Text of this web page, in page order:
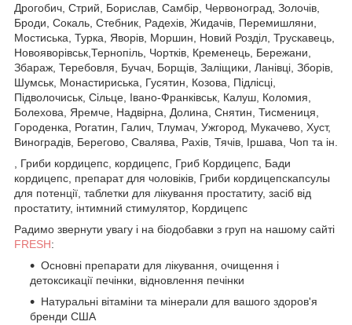
Дрогобич, Стрий, Борислав, Самбір, Червоноград, Золочів,
Броди, Сокаль, Стебник, Радехів, Жидачів, Перемишляни,
Мостиська, Турка, Яворів, Моршин, Новий Розділ, Трускавець,
Новояворівськ,Тернопіль, Чортків, Кременець, Бережани,
Збараж, Теребовля, Бучач, Борщів, Заліщики, Ланівці, Зборів,
Шумськ, Монастириська, Гусятин, Козова, Підлісці,
Підволочиськ, Сільце, Івано-Франківськ, Калуш, Коломия,
Болехова, Яремче, Надвірна, Долина, Снятин, Тисмениця,
Городенка, Рогатин, Галич, Тлумач, Ужгород, Мукачево, Хуст,
Виноградів, Берегово, Свалява, Рахів, Тячів, Іршава, Чоп та ін.
, Гриби кордицепс, кордицепс, Гриб Кордицепс, Бади
кордицепс, препарат для чоловіків, Гриби кордицепскапсулы
для потенції, таблетки для лікування простатиту, засіб від
простатиту, інтимний стимулятор, Кордицепс
Радимо звернути увагу і на біодобавки з груп на нашому сайті
FRESH:
Основні препарати для лікування, очищення і
детоксикації печінки, відновлення печінки
Натуральні вітаміни та мінерали для вашого здоров'я
бренди США